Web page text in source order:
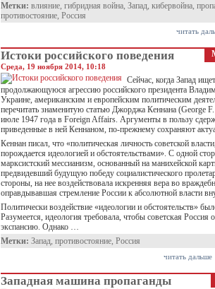
Метки: влияние, гибридная война, Запад, кибервойна,
противостояние, Россия
читать
Истоки российского поведения
Среда, 19 ноября 2014, 10:18
Сейчас, когда Запад
продолжающуюся агрессию российского президента
Украине, американским и европейским политическим
перечитать знаменитую статью Джорджа Кеннана (George
июле 1947 года в Foreign Affairs. Аргументы в пользу
приведенные в ней Кеннаном, по-прежнему сохраняют
Кеннан писал, что «политическая личность советской
порождается идеологией и обстоятельствами». С одной
марксистский мессианизм, основанный на манихейской
предвидевший будущую победу социалистического
стороны, на нее воздействовала искренняя вера во
оправдывавшая стремление России к абсолютной власти
Политически воздействие «идеологии и обстоятельств»
Разумеется, идеология требовала, чтобы советская Россия
экспансию. Однако …
Метки: Запад, противостояние, Россия
читать дальше
Западная машина пропаганды